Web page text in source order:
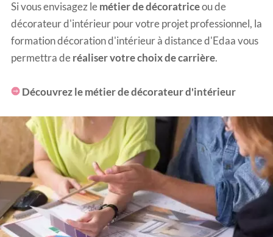
Si vous envisagez le métier de décoratriceou de
décorateur d'intérieur pour votre projet professionnel, la
formation décoration d'intérieur à distanced'Edaa vous
permettra de réaliser votre choix de carrière.
Découvrez le métier de décorateur d'intérieur